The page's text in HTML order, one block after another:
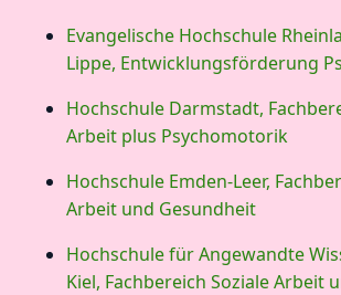
Evangelische Hochschule
Lippe, Entwicklungsförderung
Hochschule Darmstadt,
Arbeit plus Psychomotorik
Hochschule Emden-Leer,
Arbeit und Gesundheit
Hochschule für Angewandte
Kiel, Fachbereich Soziale Arbeit